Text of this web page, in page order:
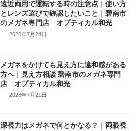
遠近両用で運転する時の注意点｜使い方
とレンズ選びで確認したいこと｜碧南市
のメガネ専門店 オプティカル和光
2026年7月24日
メガネをかけても見え方に違和感がある
方へ｜見え方相談|碧南市のメガネ専門
店 オプティカル和光
2026年7月21日
深視力はメガネで何とかなる？｜両眼視